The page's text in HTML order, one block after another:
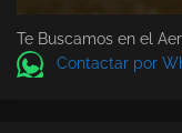
Te Buscamos en el
Contactar por